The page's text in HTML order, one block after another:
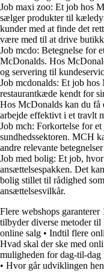
Job maxi zoo: Et job hos
sælger produkter til
kunder med at finde det
være med til at drive
Job mcdo: Betegnelse for
McDonalds. Hos
og servering til
Job mcdonalds: Et job
restaurantkæde kendt for
Hos McDonalds kan du få
arbejde effektivt i et travlt
Job mch: Forkortelse for
sundhedssektoren. MCH
andre relevante
Job med bolig: Et job,
ansættelsespakken. Det
bolig stillet til rådighed
ansættelsesvilkår.
Flere webshops
tilbyder diverse metoder til
online salg • Indtil flere
Hvad skal der ske med
muligheden for dag-til-dag
• Hvor går udviklingen